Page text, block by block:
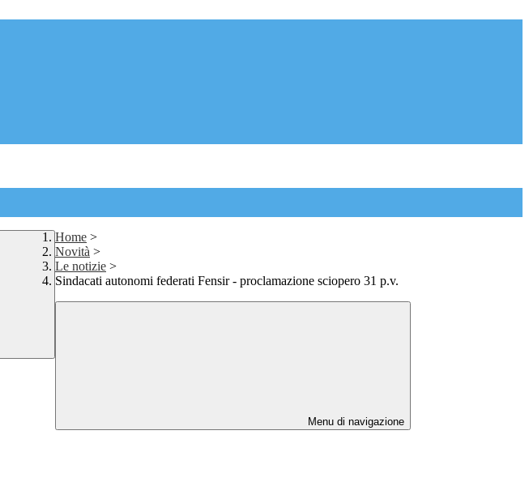
Home >
Novità >
Le notizie >
Sindacati autonomi federati Fensir - proclamazione sciopero 31 p.v.
Menu di navigazione